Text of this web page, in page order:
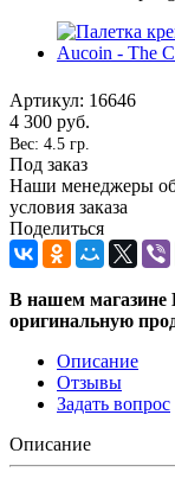
Артикул: 16646
4 300 руб.
Вес: 4.5 гр.
Под заказ
Наши менеджеры
условия заказа
Поделиться
В нашем магазине
оригинальную
Описание
Отзывы
Задать вопрос
Описание